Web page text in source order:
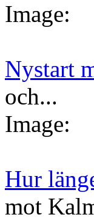
Image:
Nystart
och...
Image:
Hur
mot